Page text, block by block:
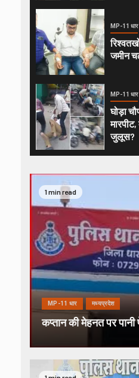
MP-11 धार
जमीन
MP-11 धार
घोड़ा
जुलूस?
1 min read
MP-11 धार मध्यप्रदेश
कप्तान की मेहनत पर